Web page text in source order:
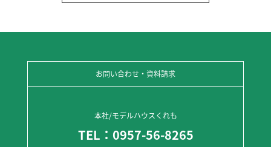
お問い合わせ・資料請求
本社/モデルハウスくれも
TEL：0957-56-8265